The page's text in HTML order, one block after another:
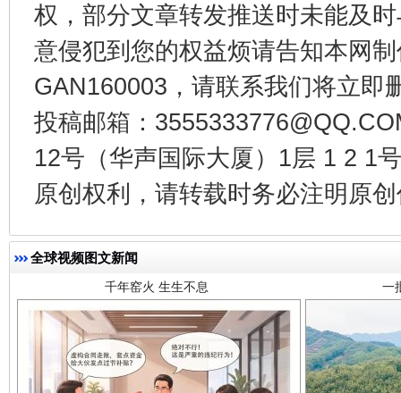
权，部分文章转发推送时未能及
意侵犯到您的权益烦请告知本网
GAN160003，请联系我们将立即
投稿邮箱：
12号（华声国际大厦）1层 1 2 1
原创权利，请转载时务必注明原
全球视频图文新闻
千年窑火 生生不息